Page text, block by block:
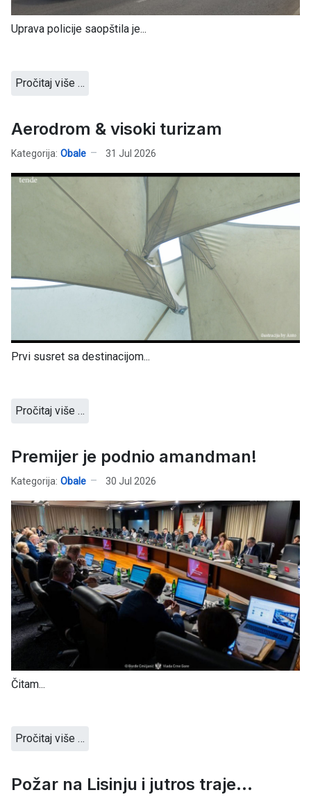
Uprava policije saopštila je...
Pročitaj više …
Aerodrom & visoki turizam
Kategorija: Obale 31 Jul 2026
Prvi susret sa destinacijom...
Pročitaj više …
Premijer je podnio amandman!
Kategorija: Obale 30 Jul 2026
Čitam...
Pročitaj više …
Požar na Lisinju i jutros traje...